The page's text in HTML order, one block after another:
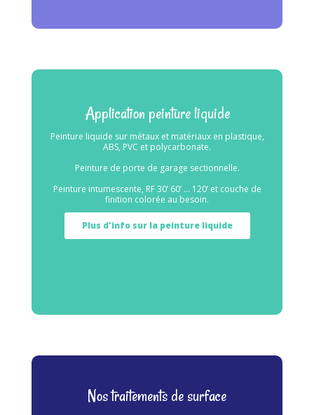
Application peinture liquide
Peinture liquide sur métaux et matériaux en plastique,
ABS, PVC et polycarbonate.
Peinture de porte de garage sectionnelle.
Peinture intumescente, RF 30’ 60’ … 120’ et couche de
finition colorée au besoin.
Plus d'info sur la peinture liquide
Nos traitements de surface